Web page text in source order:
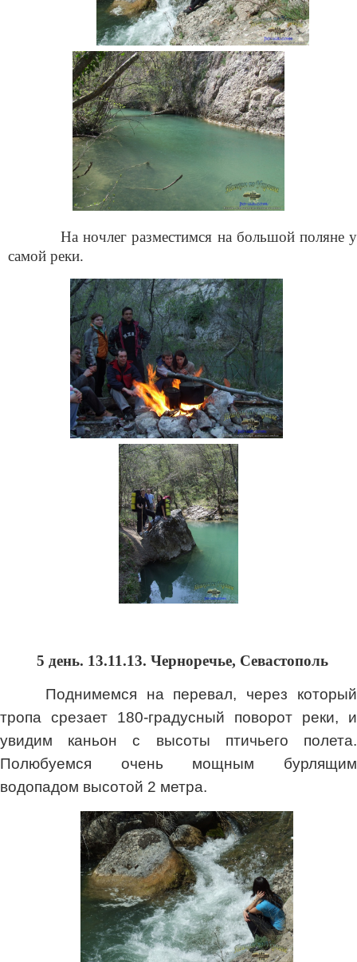
На ночлег разместимся на большой поляне у
самой реки.
5 день. 13.11.13. Черноречье, Севастополь
Поднимемся на перевал, через который
тропа срезает 180-градусный поворот реки, и
увидим каньон с высоты птичьего полета.
Полюбуемся очень мощным бурлящим
водопадом высотой 2 метра.